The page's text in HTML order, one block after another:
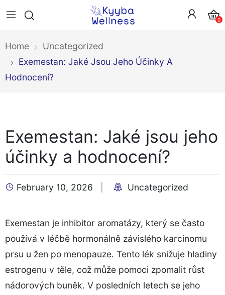
0
Home
Uncategorized
Exemestan: Jaké Jsou Jeho Účinky A
Hodnocení?
Exemestan: Jaké jsou jeho
účinky a hodnocení?
February 10, 2026 Uncategorized
Exemestan je inhibitor aromatázy, který se často
používá v léčbě hormonálně závislého karcinomu
prsu u žen po menopauze. Tento lék snižuje hladiny
estrogenu v těle, což může pomoci zpomalit růst
nádorových buněk. V posledních letech se jeho